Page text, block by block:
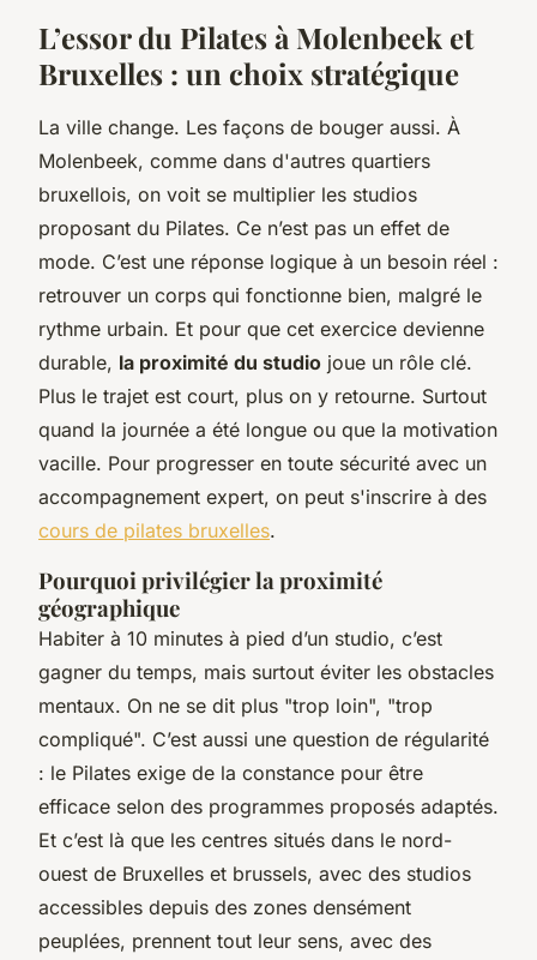
L’essor du Pilates à Molenbeek et
Bruxelles : un choix stratégique
La ville change. Les façons de bouger aussi. À
Molenbeek, comme dans d'autres quartiers
bruxellois, on voit se multiplier les studios
proposant du Pilates. Ce n’est pas un effet de
mode. C’est une réponse logique à un besoin réel :
retrouver un corps qui fonctionne bien, malgré le
rythme urbain. Et pour que cet exercice devienne
durable, la proximité du studio joue un rôle clé.
Plus le trajet est court, plus on y retourne. Surtout
quand la journée a été longue ou que la motivation
vacille. Pour progresser en toute sécurité avec un
accompagnement expert, on peut s'inscrire à des
cours de pilates bruxelles.
Pourquoi privilégier la proximité
géographique
Habiter à 10 minutes à pied d’un studio, c’est
gagner du temps, mais surtout éviter les obstacles
mentaux. On ne se dit plus "trop loin", "trop
compliqué". C’est aussi une question de régularité
: le Pilates exige de la constance pour être
efficace selon des programmes proposés adaptés.
Et c’est là que les centres situés dans le nord-
ouest de Bruxelles et brussels, avec des studios
accessibles depuis des zones densément
peuplées, prennent tout leur sens, avec des